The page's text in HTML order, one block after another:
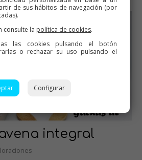
integral
de sus hábitos de navegación (por
consulte la política de cookies.
las cookies pulsando el botón
o rechazar su uso pulsando el
Configurar